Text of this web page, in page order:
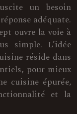
un besoin
adéquate.
ouvre la voie à
simple. L’idée
réside dans
pour mieux
cuisine épurée,
et la